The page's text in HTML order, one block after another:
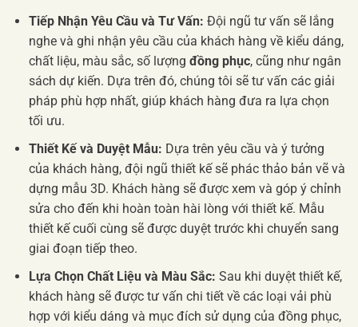
Tiếp Nhận Yêu Cầu và Tư Vấn: Đội ngũ tư vấn sẽ lắng
nghe và ghi nhận yêu cầu của khách hàng về kiểu dáng,
chất liệu, màu sắc, số lượng đồng phục, cũng như ngân
sách dự kiến. Dựa trên đó, chúng tôi sẽ tư vấn các giải
pháp phù hợp nhất, giúp khách hàng đưa ra lựa chọn
tối ưu.
Thiết Kế và Duyệt Mẫu: Dựa trên yêu cầu và ý tưởng
của khách hàng, đội ngũ thiết kế sẽ phác thảo bản vẽ và
dựng mẫu 3D. Khách hàng sẽ được xem và góp ý chỉnh
sửa cho đến khi hoàn toàn hài lòng với thiết kế. Mẫu
thiết kế cuối cùng sẽ được duyệt trước khi chuyển sang
giai đoạn tiếp theo.
Lựa Chọn Chất Liệu và Màu Sắc: Sau khi duyệt thiết kế,
khách hàng sẽ được tư vấn chi tiết về các loại vải phù
hợp với kiểu dáng và mục đích sử dụng của đồng phục,